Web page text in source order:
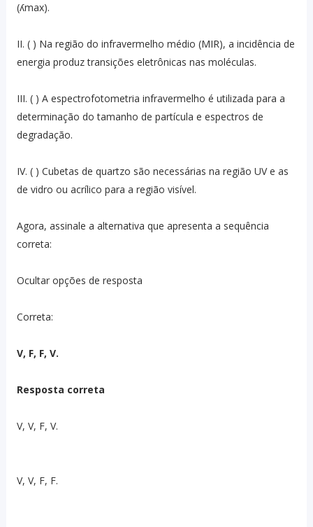
(ʎmax).
II. ( ) Na região do infravermelho médio (MIR), a incidência de
energia produz transições eletrônicas nas moléculas.
III. ( ) A espectrofotometria infravermelho é utilizada para a
determinação do tamanho de partícula e espectros de
degradação.
IV. ( ) Cubetas de quartzo são necessárias na região UV e as
de vidro ou acrílico para a região visível.
Agora, assinale a alternativa que apresenta a sequência
correta:
Ocultar opções de resposta
Correta:
V, F, F, V.
Resposta correta
V, V, F, V.
V, V, F, F.